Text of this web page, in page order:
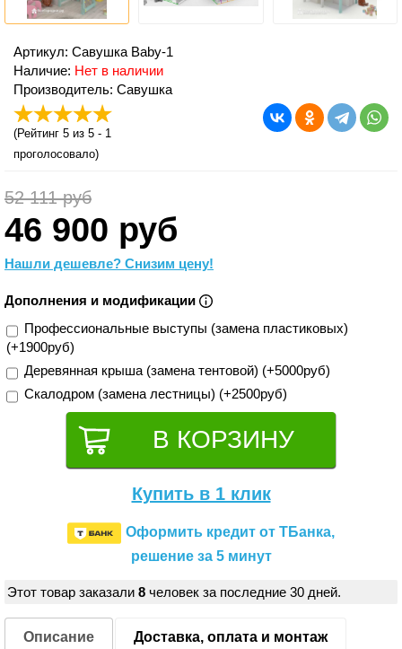
Артикул: Савушка Baby-1
Наличие: Нет в наличии
Производитель: Савушка
(Рейтинг 5 из 5 - 1
проголосовало)
52 111 руб
46 900 руб
Нашли дешевле? Снизим цену!
Дополнения и модификации
Профессиональные выступы (замена пластиковых)
(+1900руб)
Деревянная крыша (замена тентовой) (+5000руб)
Cкалодром (замена лестницы) (+2500руб)
Купить в 1 клик
Оформить кредит от ТБанка,
решение за 5 минут
Этот товар заказали 8 человек за последние 30 дней.
Описание Доставка, оплата и монтаж